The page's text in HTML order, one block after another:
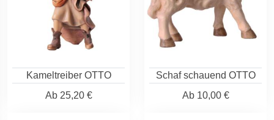
Kameltreiber OTTO
Ab25,20 €
Schaf schauend OTTO
Ab10,00 €